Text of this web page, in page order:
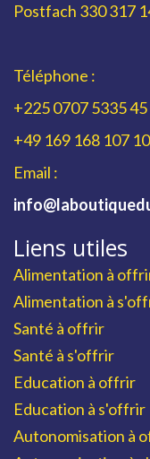
Postfach 330 317
Téléphone :
+225 0707 5335 45
+49 169 168 107 10
Email :
Liens utiles
Alimentation à
Alimentation à
Santé à offrir
Santé à s'offrir
Education à offrir
Education à s'offrir
Autonomisation à